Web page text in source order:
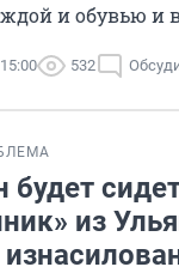
и обувью
532
из